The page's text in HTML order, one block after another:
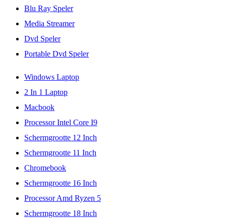
Blu Ray Speler
Media Streamer
Dvd Speler
Portable Dvd Speler
Windows Laptop
2 In 1 Laptop
Macbook
Processor Intel Core I9
Schermgrootte 12 Inch
Schermgrootte 11 Inch
Chromebook
Schermgrootte 16 Inch
Processor Amd Ryzen 5
Schermgrootte 18 Inch